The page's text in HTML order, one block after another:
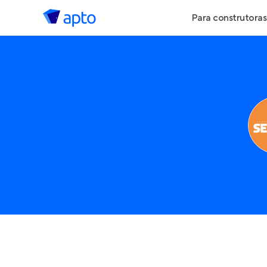
Para construtoras
Geração de
Maiores
Anunciar